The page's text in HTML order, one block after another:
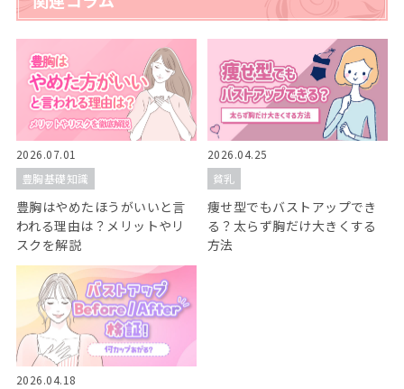
2026.07.01
豊胸基礎知識
豊胸はやめたほうがいいと言
われる理由は？メリットやリ
スクを解説
2026.04.25
貧乳
痩せ型でもバストアップでき
る？太らず胸だけ大きくする
方法
2026.04.18